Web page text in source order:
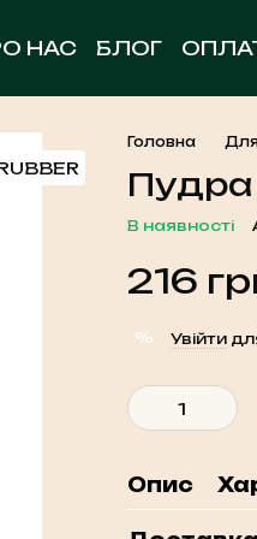
НАС БЛОГ
Головна Для
Пудра
В наявності
216
% Увійти
Опис